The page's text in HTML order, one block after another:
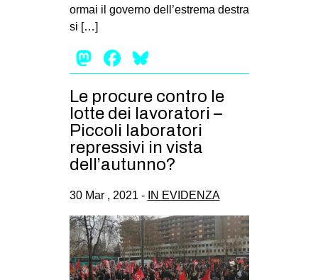
GENERI
PRECARIATO
STUDENTI
CULTURE
ARTE
MUSICA
RECENSIONI
ormai il governo dell’estrema destra
si […]
Mastodon
Facebook
Le procure contro le
lotte dei lavoratori –
Piccoli laboratori
repressivi in vista
dell’autunno?
30 Mar , 2021 - IN EVIDENZA